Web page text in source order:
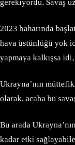
gerekiyordu. Savaş
2023 baharında
hava üstünlüğü yok
yapmaya kalkışsa
Ukrayna’nın
olarak, acaba bu
Bu arada
kadar etki